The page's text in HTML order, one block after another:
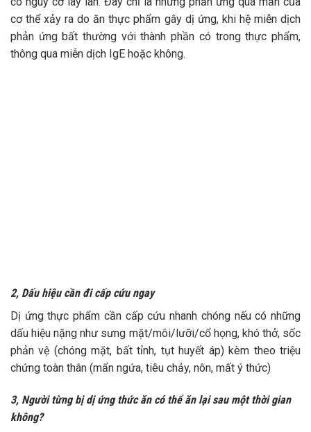
cơ thể xảy ra do ăn thực phẩm gây dị ứng, khi hệ miễn dịch
phản ứng bất thường với thành phần có trong thực phẩm,
thông qua miễn dịch IgE hoặc không.
2, Dấu hiệu cần đi cấp cứu ngay
Dị ứng thực phẩm cần cấp cứu nhanh chóng nếu có những
dấu hiệu nặng như sưng mặt/môi/lưỡi/cổ họng, khó thở, sốc
phản vệ (chóng mặt, bất tỉnh, tụt huyết áp) kèm theo triệu
chứng toàn thân (mẩn ngứa, tiêu chảy, nôn, mất ý thức)
3, Người từng bị dị ứng thức ăn có thể ăn lại sau một thời gian
không?